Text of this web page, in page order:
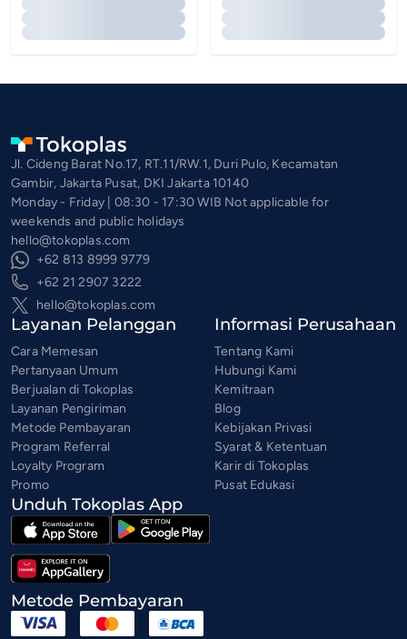
Jl. Cideng Barat No.17, RT.11/RW.1, Duri Pulo, Kecamatan
Gambir, Jakarta Pusat, DKI Jakarta 10140
Monday - Friday | 08:30 - 17:30 WIB Not applicable for
weekends and public holidays
hello@tokoplas.com
+62 813 8999 9779
+62 21 2907 3222
hello@tokoplas.com
Layanan Pelanggan
Cara Memesan
Pertanyaan Umum
Berjualan di Tokoplas
Layanan Pengiriman
Metode Pembayaran
Program Referral
Loyalty Program
Promo
Informasi Perusahaan
Tentang Kami
Hubungi Kami
Kemitraan
Blog
Kebijakan Privasi
Syarat & Ketentuan
Karir di Tokoplas
Pusat Edukasi
Unduh Tokoplas App
Metode Pembayaran